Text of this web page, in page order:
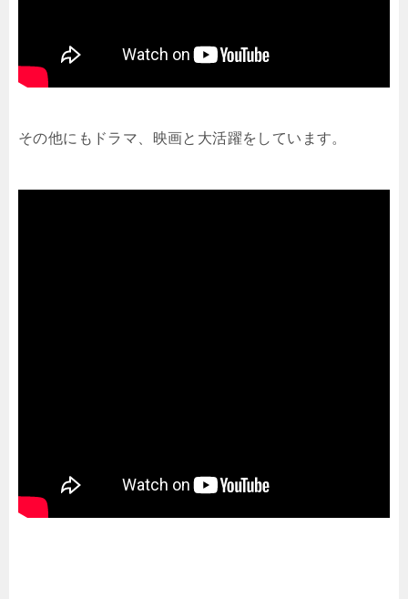
その他にもドラマ、映画と大活躍をしています。